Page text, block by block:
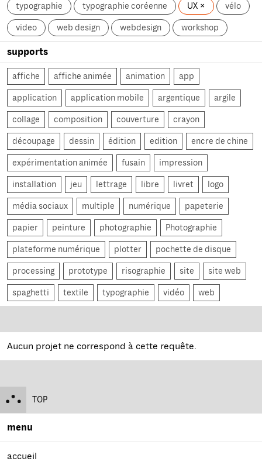
typographie typographie coréenne UX vélo
video web design webdesign workshop
supports
affiche affiche animée animation app
application application mobile argentique argile
collage composition couverture crayon
découpage dessin édition edition encre de chine
expérimentation animée fusain impression
installation jeu lettrage libre livret logo
média sociaux multiple numérique papeterie
papier peinture photographie Photographie
plateforme numérique plotter pochette de disque
processing prototype risographie site site web
spaghetti textile typographie vidéo web
Aucun projet ne correspond à cette requête.
TOP
menu
accueil